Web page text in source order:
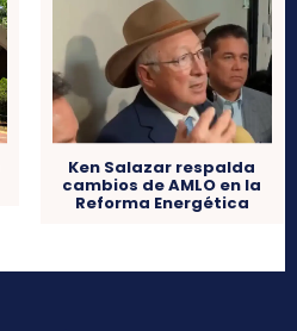
Ken Salazar respalda
cambios de AMLO en la
Reforma Energética